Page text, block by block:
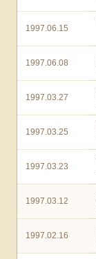
1997.06.15
1997.06.08
1997.03.27
1997.03.25
1997.03.23
1997.03.12
1997.02.16